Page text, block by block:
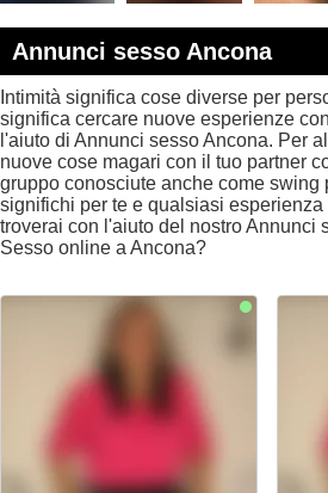
Annunci sesso Ancona
Intimità significa cose diverse per
significa cercare nuove esperienze
l'aiuto di Annunci sesso Ancona. Per
nuove cose magari con il tuo partner
gruppo conosciute anche come swing
significhi per te e qualsiasi
troverai con l'aiuto del nostro Annunci
Sesso online a Ancona?